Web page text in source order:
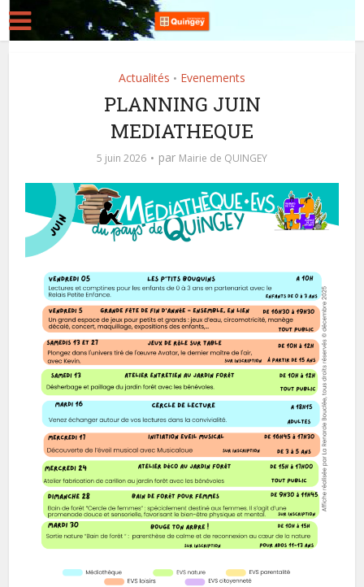
Actualités • Evenements
PLANNING JUIN
MEDIATHEQUE
5 juin 2026 par Mairie de QUINGEY